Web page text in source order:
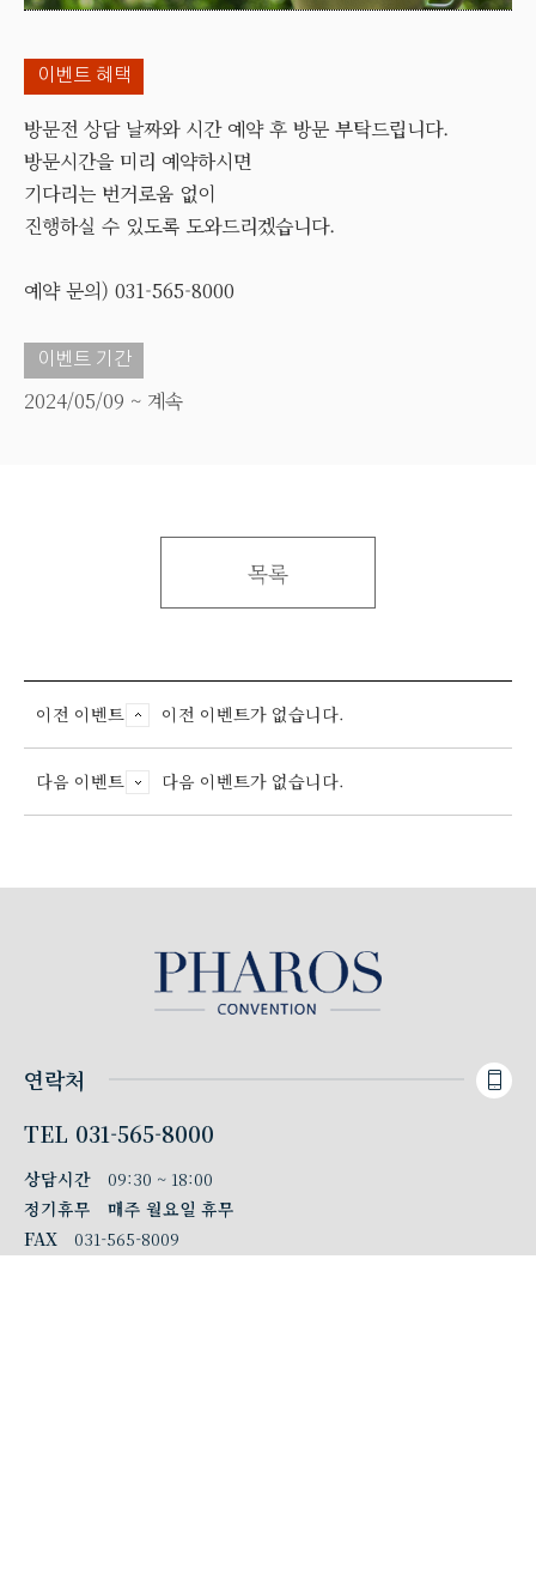
이벤트 혜택
방문전 상담 날짜와 시간 예약 후 방문 부탁드립니다.
방문시간을 미리 예약하시면
기다리는 번거로움 없이
진행하실 수 있도록 도와드리겠습니다.
예약 문의) 031-565-8000
이벤트 기간
2024/05/09 ~ 계속
목록
이전 이벤트 이전 이벤트가 없습니다.
다음 이벤트 다음 이벤트가 없습니다.
연락처
TEL 031-565-8000
상담시간
09:30 ~ 18:00
정기휴무
매주 월요일 휴무
FAX
031-565-8009